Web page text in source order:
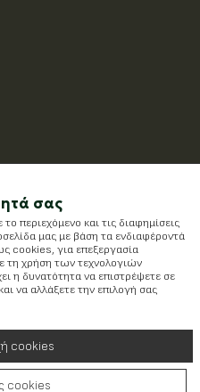
σας
περιεχόμενο και τις διαφημίσεις
μας με βάση τα ενδιαφέροντά
cookies, για επεξεργασία
τη χρήση των τεχνολογιών
η δυνατότητα να επιστρέψετε σε
να αλλάξετε την επιλογή σας
cookies
cookies